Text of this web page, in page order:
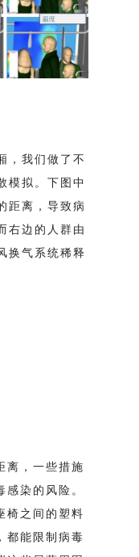
，我们做了不
模拟。 下图中
距离，导致病
右边的人群由
换气系统稀释
离，一些措施
染的风险。
椅之间的塑料
都能限制病毒